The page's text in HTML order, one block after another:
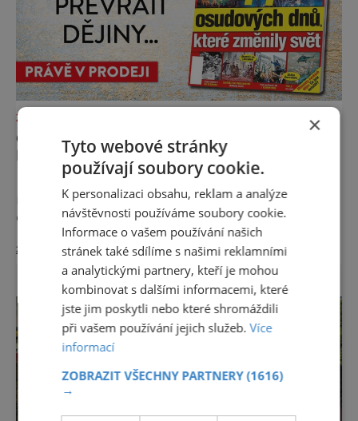
ZAJÍMAVOSTI
OSUDOVÉ DNY, KTERÉ ZMĚNILY
HISTORII
Existují dny, které jsou naprosto obyčejné a
rychle upadnou v zapomnění, a pak jsou tu
dny, které se nesmazatelným písmem
otisknou do lidské historie, a je jedno, jestli
dojde k významnému objevu nebo děsivé
katastrofě. Vezměte si k ruce kalendář a
projděte společně s námi historii křížem
krážem. Je 10. dubna roku 49 př. n. l. a na
břehu říčky Rubikon pronáší Gaius Julius
Caesar svou slavnou vě
zobrazit více >>
×
Tyto webové stránky
používají soubory cookie.
K personalizaci obsahu, reklam a analýze
návštěvnosti používáme soubory cookie.
Informace o vašem používání našich
stránek také sdílíme s našimi reklamními
a analytickými partnery, kteří je mohou
kombinovat s dalšími informacemi, které
jste jim poskytli nebo které shromáždili
při vašem používání jejich služeb.Více
informací
ZOBRAZIT VŠECHNY PARTNERY(1616)
→